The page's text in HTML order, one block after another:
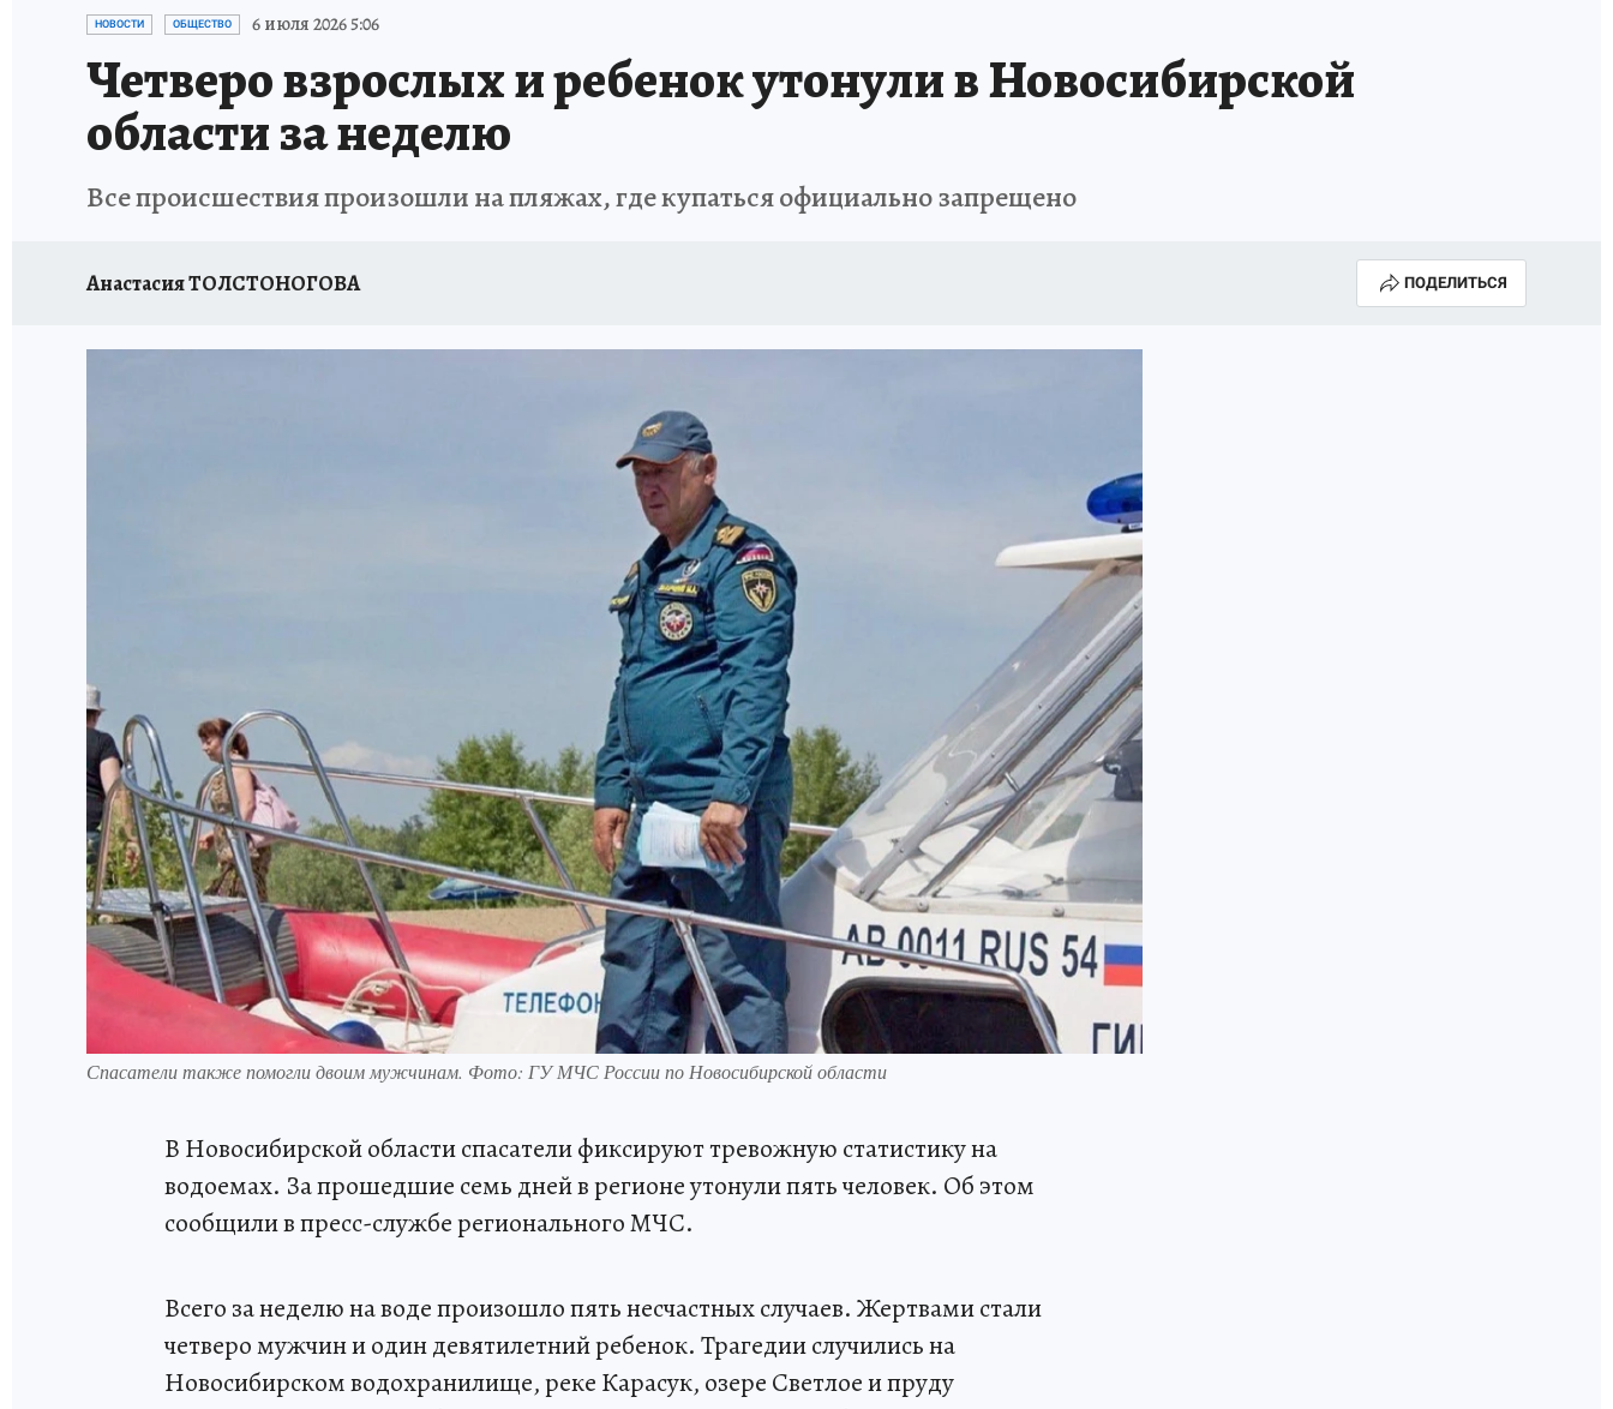
ОТДЫХ В РОССИИ ЗАПОВЕДНАЯ РОССИЯ
НОВОСТИ ОБЩЕСТВО 6 июля 2026 5:06
Четверо взрослых и ребенок утонули в Новосибирской
области за неделю
Все происшествия произошли на пляжах, где купаться официально запрещено
Анастасия ТОЛСТОНОГОВА ПОДЕЛИТЬСЯ
Спасатели также помогли двоим мужчинам. Фото: ГУ МЧС России по Новосибирской области
В Новосибирской области спасатели фиксируют тревожную статистику на
водоемах. За прошедшие семь дней в регионе утонули пять человек. Об этом
сообщили в пресс-службе регионального МЧС.
Всего за неделю на воде произошло пять несчастных случаев. Жертвами стали
четверо мужчин и один девятилетний ребенок. Трагедии случились на
Новосибирском водохранилище, реке Карасук, озере Светлое и пруду